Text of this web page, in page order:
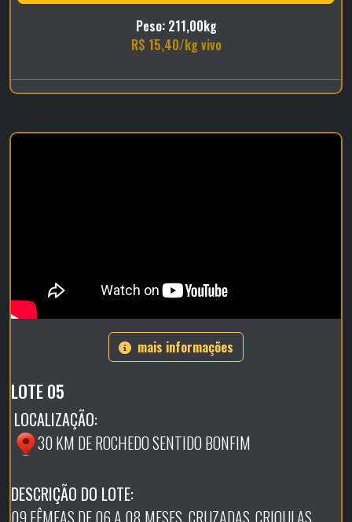
Peso: 211,00kg
R$ 15,40/kg vivo
mais informações
LOTE 05
LOCALIZAÇÃO:
30 KM DE ROCHEDO SENTIDO BONFIM
DESCRIÇÃO DO LOTE: